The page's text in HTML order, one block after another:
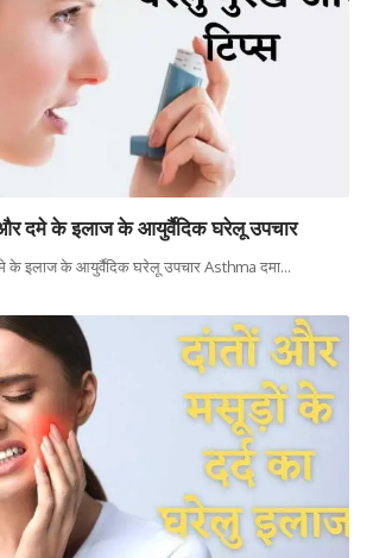
दमे के इलाज के आयुर्वैदिक घरेलू उपचार
इलाज के आयुर्वैदिक घरेलू उपचार Asthma दमा…